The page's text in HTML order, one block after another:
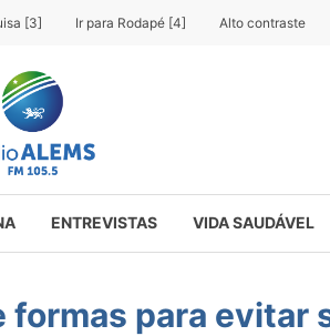
[3] Ir para Rodapé [4] Alto contraste
ENTREVISTAS VIDA SAUDÁVEL
formas para evitar